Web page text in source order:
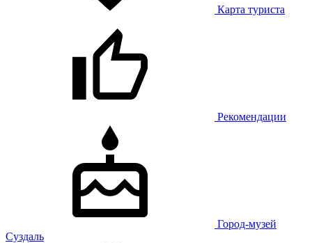
Карта туриста
Рекомендации
Город-музей
Суздаль